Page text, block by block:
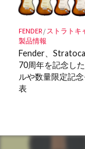
FENDER/ ストラトキ
製品情報
Fender、
70周年を記念し
ルや数量限定記
表